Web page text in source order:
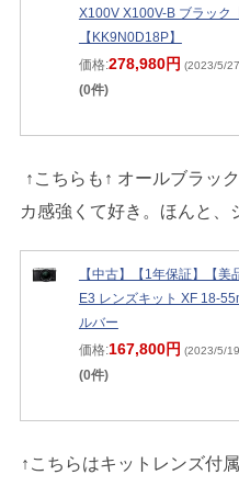
X100V X100V-B ブラック
【KK9N0D18P】
価格:278,980円 (2023/5/
(0件)
↑こちらも↑ オールブラッ
カ感強くて好き。ほんと、
【中古】【1年保証】【美
E3 レンズキット XF 18-
ルバー
価格:167,800円 (2023/5/
(0件)
↑こちらはキットレンズ付